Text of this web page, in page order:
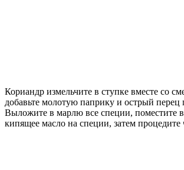
Кориандр измельчите в ступке вместе со
добавьте молотую паприку и острый перец
Выложите в марлю все специи, поместите
кипящее масло на специи, затем процедите